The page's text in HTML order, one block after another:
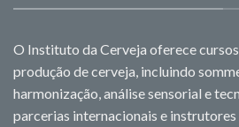
O Instituto da Cerveja oferece
produção de cerveja, incluindo
harmonização, análise sensorial e
parcerias internacionais e instrutores